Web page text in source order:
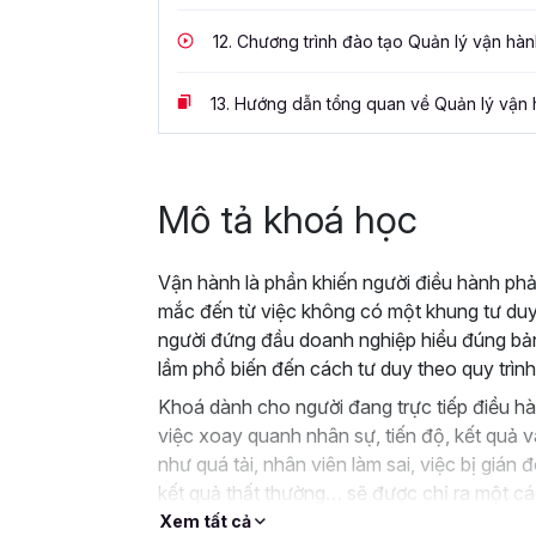
12. Chương trình đào tạo Quản lý vận
13. Hướng dẫn tổng quan về Quản lý vận
Mô tả khoá học
Vận hành là phần khiến người điều hành
mắc đến từ việc không có một khung tư
người đứng đầu doanh nghiệp hiểu đúng
lầm phổ biến đến cách tư duy theo quy
Khoá dành cho người đang trực tiếp điều
việc xoay quanh nhân sự, tiến độ, kết quả
như quá tải, nhân viên làm sai, việc bị gián
kết quả thất thường… sẽ được chỉ ra một
Xem tất cả